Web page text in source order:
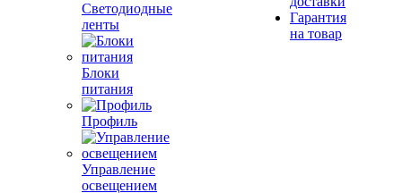
Светодиодные
ленты
Блоки
питания
Профиль
Управление
освещением
Гарантия
на товар